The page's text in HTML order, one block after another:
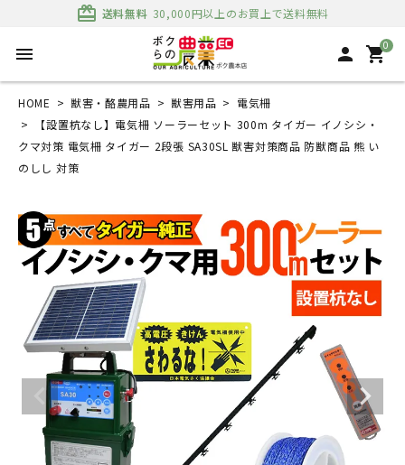
card_giftcard 送料無料 30,000円以上のお買上で送料無料
menu person 0
shopping_cart
HOME 獣害・酪農用品 獣害用品
電気柵
【設置杭なし】電気柵 ソーラーセット 300m タイガー イノシシ・
クマ対策 電気柵 タイガー 2段張 SA30SL 獣害対策商品 防獣商品 熊 い
のしし 対策